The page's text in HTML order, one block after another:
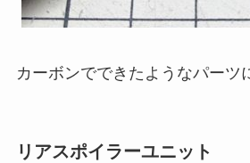
カーボンでできたようなパーツ
リアスポイラーユニット